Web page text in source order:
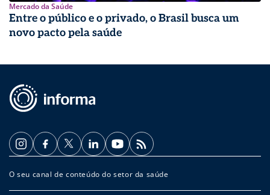
Mercado da Saúde
Entre o público e o privado, o Brasil busca um
novo pacto pela saúde
O seu canal de conteúdo do setor da saúde